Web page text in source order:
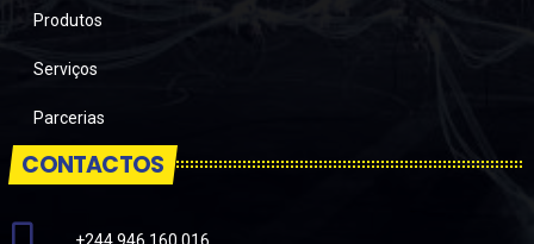
Produtos
Serviços
Parcerias
CONTACTOS
+244 946 160 016